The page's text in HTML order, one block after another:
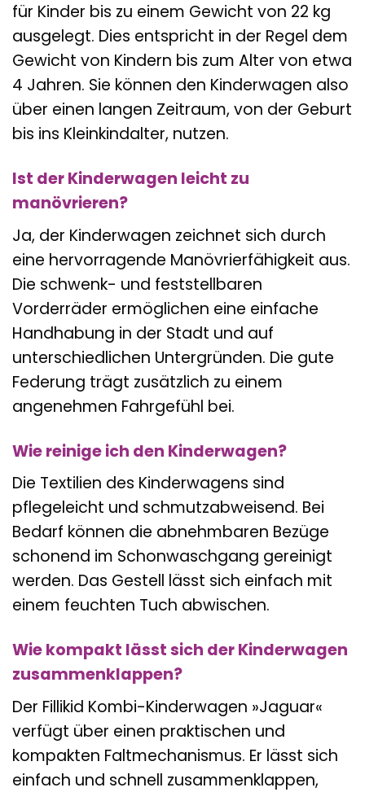
für Kinder bis zu einem Gewicht von 22 kg
ausgelegt. Dies entspricht in der Regel dem
Gewicht von Kindern bis zum Alter von etwa
4 Jahren. Sie können den Kinderwagen also
über einen langen Zeitraum, von der Geburt
bis ins Kleinkindalter, nutzen.
Ist der Kinderwagen leicht zu
manövrieren?
Ja, der Kinderwagen zeichnet sich durch
eine hervorragende Manövrierfähigkeit aus.
Die schwenk- und feststellbaren
Vorderräder ermöglichen eine einfache
Handhabung in der Stadt und auf
unterschiedlichen Untergründen. Die gute
Federung trägt zusätzlich zu einem
angenehmen Fahrgefühl bei.
Wie reinige ich den Kinderwagen?
Die Textilien des Kinderwagens sind
pflegeleicht und schmutzabweisend. Bei
Bedarf können die abnehmbaren Bezüge
schonend im Schonwaschgang gereinigt
werden. Das Gestell lässt sich einfach mit
einem feuchten Tuch abwischen.
Wie kompakt lässt sich der Kinderwagen
zusammenklappen?
Der Fillikid Kombi-Kinderwagen »Jaguar«
verfügt über einen praktischen und
kompakten Faltmechanismus. Er lässt sich
einfach und schnell zusammenklappen,